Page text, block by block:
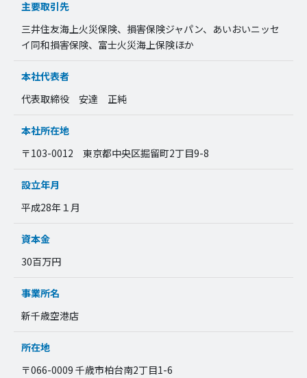
主要取引先
三井住友海上火災保険、損害保険ジャパン、あいおいニッセ
イ同和損害保険、富士火災海上保険ほか
本社代表者
代表取締役 安達 正純
本社所在地
〒103-0012 東京都中央区掘留町2丁目9-8
設立年月
平成28年１月
資本金
30百万円
事業所名
新千歳空港店
所在地
〒066-0009 千歳市柏台南2丁目1-6